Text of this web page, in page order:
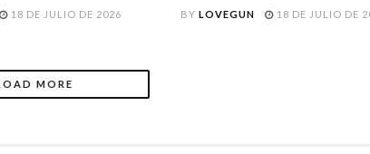
18 DE JULIO DE 2026 BY LOVEGUN 18 DE JULIO DE
MORE